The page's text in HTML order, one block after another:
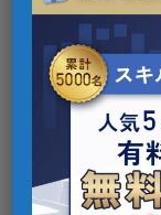
ー
通常、イ
画を行うと